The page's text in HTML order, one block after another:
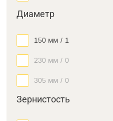
Диаметр
150 мм / 1
230 мм / 0
305 мм / 0
Зернистость